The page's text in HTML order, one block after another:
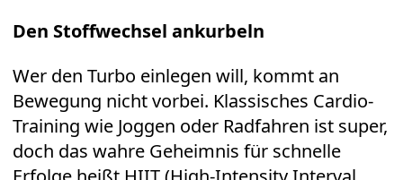
Den Stoffwechsel ankurbeln
Wer den Turbo einlegen will, kommt an
Bewegung nicht vorbei. Klassisches Cardio-
Training wie Joggen oder Radfahren ist super,
doch das wahre Geheimnis für schnelle